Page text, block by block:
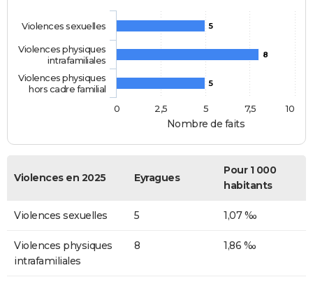
Nombre de faits
5
8
5
Violences sexuelles
Violences physiques
intrafamiliales
Violences physiques
hors cadre familial
0
10
2,5 5 7,5
Violences en 2025 Eyragues
Pour 1 000
habitants
Violences sexuelles 5 1,07 ‰
Violences physiques
intrafamiliales
8 1,86 ‰